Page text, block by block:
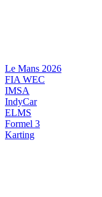
Le Mans 2026
FIA WEC
IMSA
IndyCar
ELMS
Formel 3
Karting